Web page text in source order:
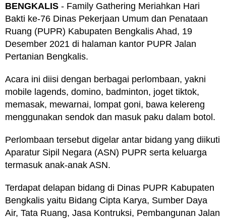
BENGKALIS - Family Gathering Meriahkan Hari
Bakti ke-76 Dinas Pekerjaan Umum dan Penataan
Ruang (PUPR) Kabupaten Bengkalis Ahad, 19
Desember 2021 di halaman kantor PUPR Jalan
Pertanian Bengkalis.
Acara ini diisi dengan berbagai perlombaan, yakni
mobile lagends, domino, badminton, joget tiktok,
memasak, mewarnai, lompat goni, bawa kelereng
menggunakan sendok dan masuk paku dalam botol.
Perlombaan tersebut digelar antar bidang yang diikuti
Aparatur Sipil Negara (ASN) PUPR serta keluarga
termasuk anak-anak ASN.
Terdapat delapan bidang di Dinas PUPR Kabupaten
Bengkalis yaitu Bidang Cipta Karya, Sumber Daya
Air, Tata Ruang, Jasa Kontruksi, Pembangunan Jalan